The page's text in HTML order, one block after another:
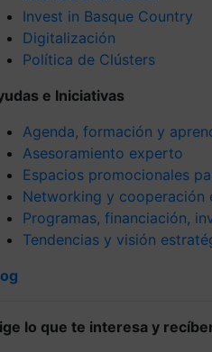
Invest in Basque Country
Digitalización
Política de Clústers
e Iniciativas
Agenda, formación y
Asesoramiento experto
Espacios promocionales
Networking y cooperación
Programas, financiación,
Tendencias y visión
lo que te interesa y